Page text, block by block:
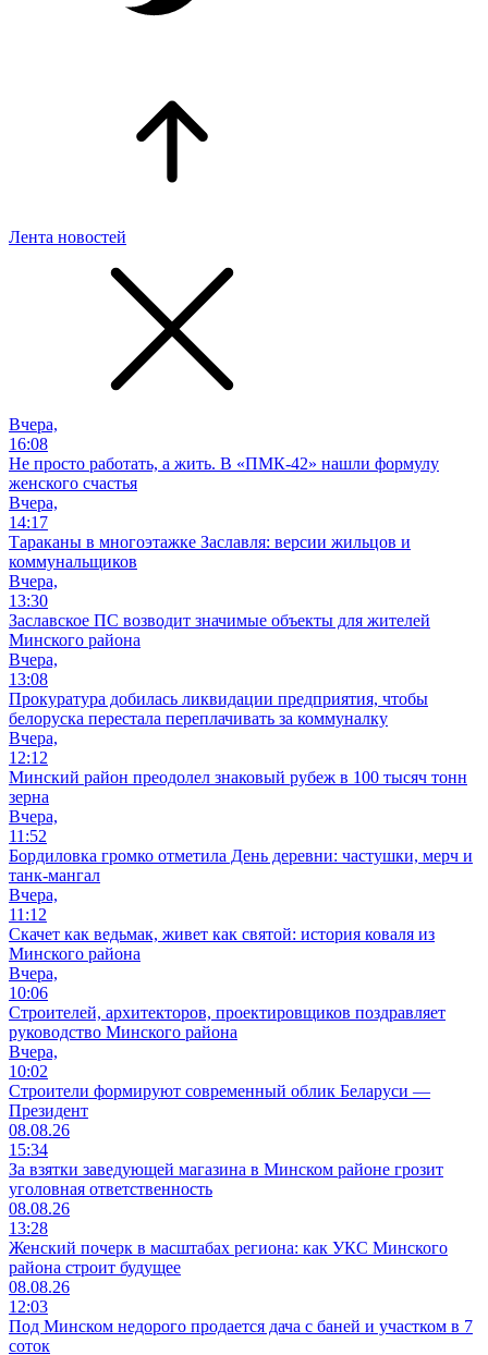
Лента новостей
Вчера,
16:08
Не просто работать, а жить. В «ПМК-42» нашли формулу
женского счастья
Вчера,
14:17
Тараканы в многоэтажке Заславля: версии жильцов и
коммунальщиков
Вчера,
13:30
Заславское ПС возводит значимые объекты для жителей
Минского района
Вчера,
13:08
Прокуратура добилась ликвидации предприятия, чтобы
белоруска перестала переплачивать за коммуналку
Вчера,
12:12
Минский район преодолел знаковый рубеж в 100 тысяч тонн
зерна
Вчера,
11:52
Бордиловка громко отметила День деревни: частушки, мерч и
танк-мангал
Вчера,
11:12
Скачет как ведьмак, живет как святой: история коваля из
Минского района
Вчера,
10:06
Cтроителей, архитекторов, проектировщиков поздравляет
руководство Минского района
Вчера,
10:02
Строители формируют современный облик Беларуси —
Президент
08.08.26
15:34
За взятки заведующей магазина в Минском районе грозит
уголовная ответственность
08.08.26
13:28
Женский почерк в масштабах региона: как УКС Минского
района строит будущее
08.08.26
12:03
Под Минском недорого продается дача с баней и участком в 7
соток